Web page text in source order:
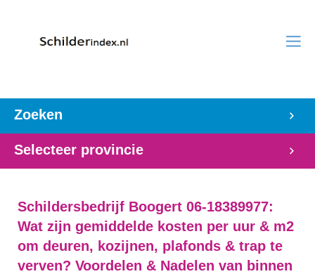
Zoeken
Selecteer provincie
Schildersbedrijf Boogert 06-18389977:
Wat zijn gemiddelde kosten per uur & m2
om deuren, kozijnen, plafonds & trap te
verven? Voordelen & Nadelen van binnen